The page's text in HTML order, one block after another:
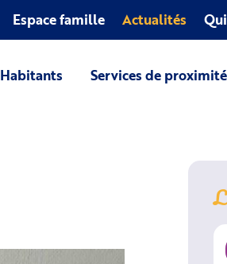
Espace famille Actualités
Habitants Services de proximité